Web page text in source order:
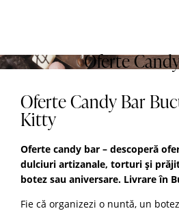
Oferte
Oferte Candy Bar
Kitty
Oferte candy bar – descoperă
dulciuri artizanale, torturi și
botez sau aniversare. Livrare în
Fie că organizezi o nuntă, un